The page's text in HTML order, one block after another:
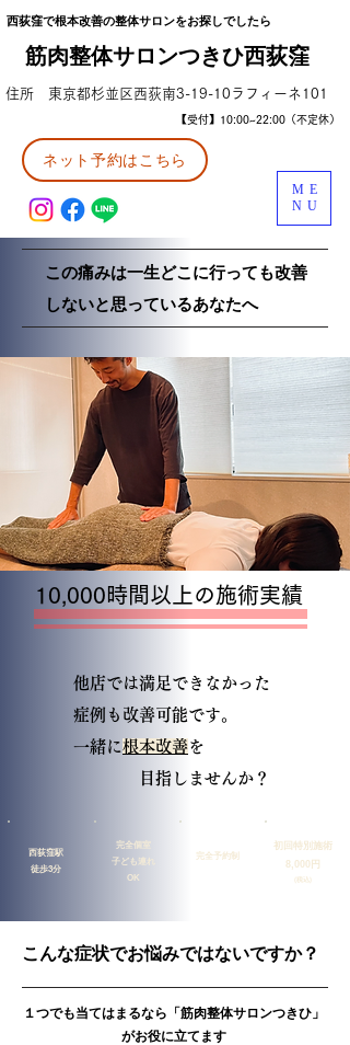
筋肉整体サロンつきひ西荻窪
ME
NU
西荻窪で根本改善の整体サロンをお探しでしたら
【受付】10:00~22:00（不定休）
住所 東京都杉並区西荻南3-19-10ラフィーネ101
ネット予約はこちら
この痛みは一生どこに行っても改善
しないと思っているあなたへ
10,000時間以上の施術実績
他店では満足できなかった
症例も​改善可能です。
​一緒に根本改善を
目指しませんか？
西荻窪駅
​徒歩3分
完全個室
子ども連れ
OK
完全予約制
初回特別施術
8,000円
(税込)
こんな症状でお悩みではないですか？
１つでも当てはまるなら「筋肉整体サロンつきひ」
がお役に立てます